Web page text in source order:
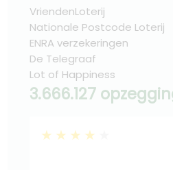
VriendenLoterij
Nationale Postcode Loterij
ENRA verzekeringen
De Telegraaf
Lot of Happiness
3.666.127
★★★★★